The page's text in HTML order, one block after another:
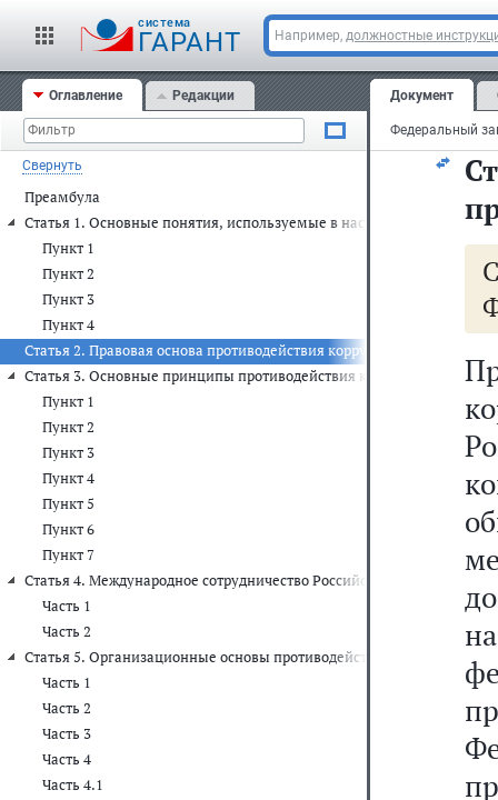
cистема
ГАРАНТ Например, должностные
Оглавление Редакции
Свернуть
Преамбула
Статья 1. Основные понятия, используемые в настоящем
Пункт 1
Пункт 2
Пункт 3
Пункт 4
Статья 2. Правовая основа противодействия коррупции
Статья 3. Основные принципы противодействия коррупции
Пункт 1
Пункт 2
Пункт 3
Пункт 4
Пункт 5
Пункт 6
Пункт 7
Статья 4. Международное сотрудничество Российской Федерации в
Часть 1
Часть 2
Статья 5. Организационные основы противодействия коррупции
Часть 1
Часть 2
Часть 3
Часть 4
Часть 4.1
Документ